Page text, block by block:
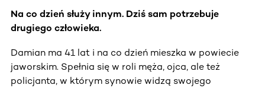
Na co dzień służy innym. Dziś sam potrzebuje
drugiego człowieka.
Damian ma 41 lat i na co dzień mieszka w powiecie
jaworskim. Spełnia się w roli męża, ojca, ale też
policjanta, w którym synowie widzą swojego